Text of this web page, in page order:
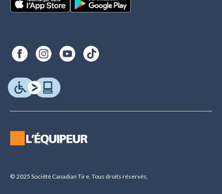
© 2025 Société Canadian Tire. Tous droits réservés.